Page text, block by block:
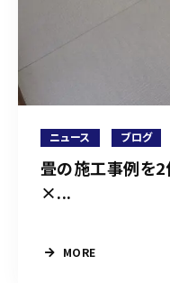
ニュース ブログ
畳の施工事例を2
×...
MORE